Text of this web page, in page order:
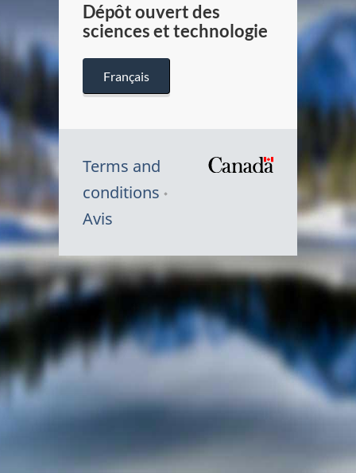
Dépôt ouvert des
sciences et technologie
Français
Terms and
conditions
Avis
Symbole
du
Canada